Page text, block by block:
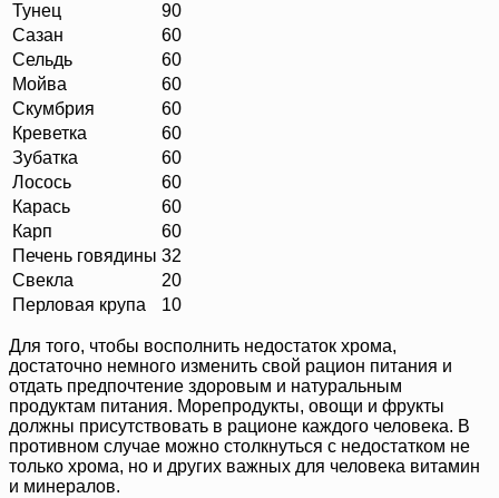
Тунец
90
Сазан
60
Сельдь
60
Мойва
60
Скумбрия
60
Креветка
60
Зубатка
60
Лосось
60
Карась
60
Карп
60
Печень говядины 32
Свекла
20
Перловая крупа
10
Для того, чтобы восполнить недостаток хрома,
достаточно немного изменить свой рацион питания и
отдать предпочтение здоровым и натуральным
продуктам питания. Морепродукты, овощи и фрукты
должны присутствовать в рационе каждого человека. В
противном случае можно столкнуться с недостатком не
только хрома, но и других важных для человека витамин
и минералов.